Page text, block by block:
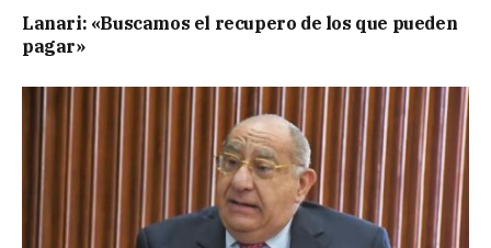
Lanari: «Buscamos el recupero de los que pueden
pagar»